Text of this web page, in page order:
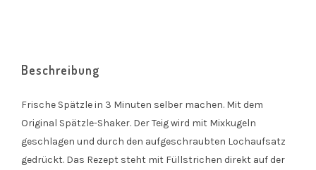
Beschreibung
Frische Spätzle in 3 Minuten selber machen. Mit dem
Original Spätzle-Shaker. Der Teig wird mit Mixkugeln
geschlagen und durch den aufgeschraubten Lochaufsatz
gedrückt. Das Rezept steht mit Füllstrichen direkt auf der